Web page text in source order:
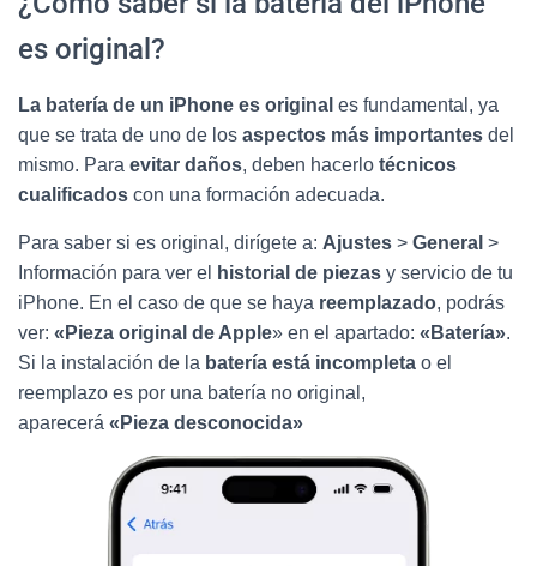
es original?
La batería de un iPhone es original es fundamental, ya
que se trata de uno de los aspectos más importantes del
mismo. Para evitar daños, deben hacerlo técnicos
cualificados con una formación adecuada.
Para saber si es original, dirígete a: Ajustes > General >
Información para ver el
historial de piezas y servicio de tu
iPhone. En el caso de que se haya reemplazado, podrás
ver: «Pieza original de Apple» en el apartado: «Batería».
Si la instalación de la batería está incompleta o el
reemplazo es por una batería no original,
aparecerá «Pieza desconocida»